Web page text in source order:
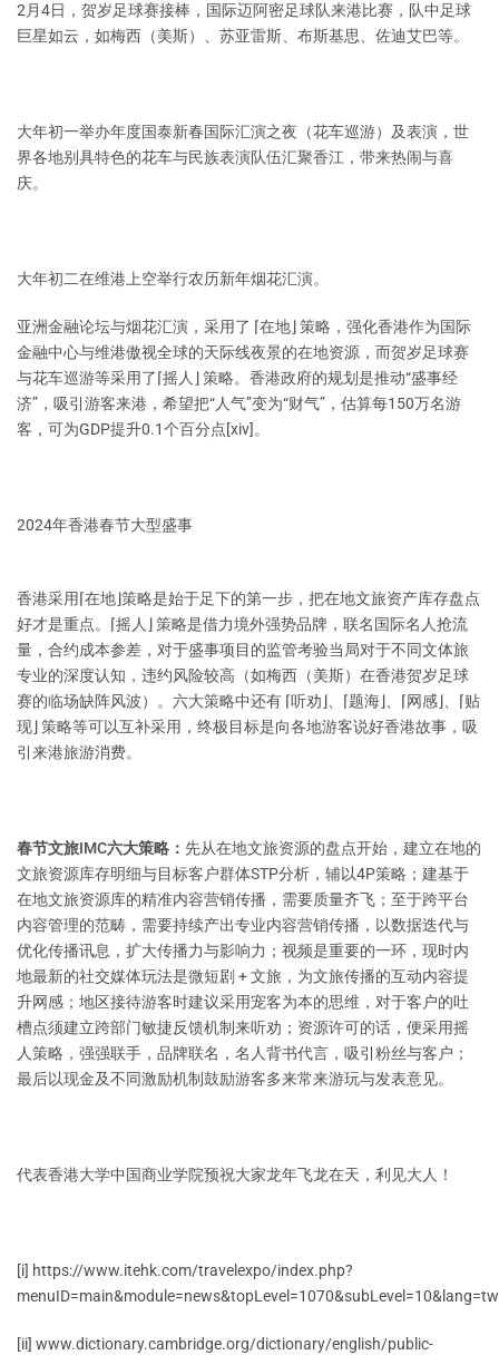
2月4日，贺岁足球赛接棒，国际迈阿密足球队来港比赛，队中足球
巨星如云，如梅西（美斯）、苏亚雷斯、布斯基思、佐迪艾巴等。
大年初一举办年度国泰新春国际汇演之夜（花车巡游）及表演，世
界各地别具特色的花车与民族表演队伍汇聚香江，带来热闹与喜
庆。
大年初二在维港上空举行农历新年烟花汇演。
亚洲金融论坛与烟花汇演，采用了 ⌈在地⌋ 策略，强化香港作为国际
金融中心与维港傲视全球的天际线夜景的在地资源，而贺岁足球赛
与花车巡游等采用了⌈摇人⌋ 策略。香港政府的规划是推动“盛事经
济”，吸引游客来港，希望把“人气”变为“财气”，估算每150万名游
客，可为GDP提升0.1个百分点[xiv]。
2024年香港春节大型盛事
香港采用⌈在地⌋策略是始于足下的第一步，把在地文旅资产库存盘点
好才是重点。⌈摇人⌋ 策略是借力境外强势品牌，联名国际名人抢流
量，合约成本参差，对于盛事项目的监管考验当局对于不同文体旅
专业的深度认知，违约风险较高（如梅西（美斯）在香港贺岁足球
赛的临场缺阵风波）。六大策略中还有 ⌈听劝⌋、⌈题海⌋、⌈网感⌋、⌈贴
现⌋ 策略等可以互补采用，终极目标是向各地游客说好香港故事，吸
引来港旅游消费。
春节文旅IMC六大策略： 先从在地文旅资源的盘点开始，建立在地的
文旅资源库存明细与目标客户群体STP分析，辅以4P策略；建基于
在地文旅资源库的精准内容营销传播，需要质量齐飞；至于跨平台
内容管理的范畴，需要持续产出专业内容营销传播，以数据迭代与
优化传播讯息，扩大传播力与影响力；视频是重要的一环，现时内
地最新的社交媒体玩法是微短剧 + 文旅，为文旅传播的互动内容提
升网感；地区接待游客时建议采用宠客为本的思维，对于客户的吐
槽点须建立跨部门敏捷反馈机制来听劝；资源许可的话，便采用摇
人策略，强强联手，品牌联名，名人背书代言，吸引粉丝与客户；
最后以现金及不同激励机制鼓励游客多来常来游玩与发表意见。
代表香港大学中国商业学院预祝大家龙年飞龙在天，利见大人！
[i] https://www.itehk.com/travelexpo/index.php?
menuID=main&module=news&topLevel=1070&subLevel=10&lang=tw
[ii] www.dictionary.cambridge.org/dictionary/english/public-